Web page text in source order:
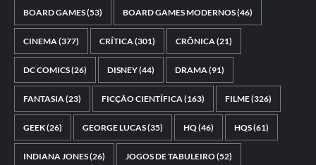
BOARD GAMES(53) BOARD GAMES MODERNOS(46)
CINEMA(377) CRÍTICA(301) CRÔNICA(21)
DC COMICS(26) DISNEY(44) DRAMA(91)
FANTASIA(23) FICÇÃO CIENTÍFICA(163) FILME(326)
GEEK(26) GEORGE LUCAS(35) HQ(46) HQS(61)
INDIANA JONES(26) JOGOS DE TABULEIRO(52)